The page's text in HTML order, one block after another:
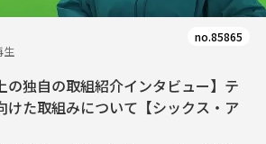
生
no.85865
の独自の取組紹介インタビュー】テ
けた取組みについて【シックス・ア